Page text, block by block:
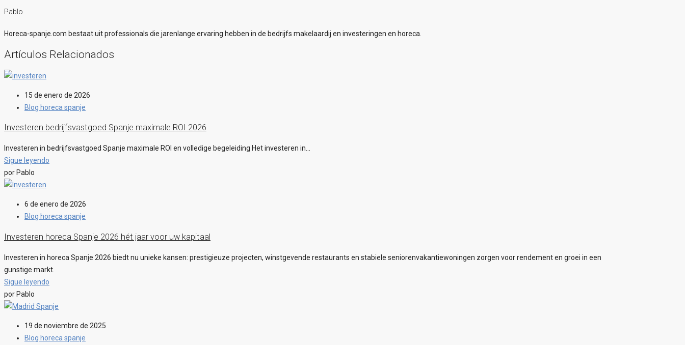
Pablo
Horeca-spanje.com bestaat uit professionals die jarenlange ervaring hebben in de bedrijfs makelaardij en investeringen en horeca.
Artículos Relacionados
15 de enero de 2026
Blog horeca spanje
Investeren bedrijfsvastgoed Spanje maximale ROI 2026
Investeren in bedrijfsvastgoed Spanje maximale ROI en volledige begeleiding Het investeren in...
Sigue leyendo
por Pablo
6 de enero de 2026
Blog horeca spanje
Investeren horeca Spanje 2026 hét jaar voor uw kapitaal
Investeren in horeca Spanje 2026 biedt nu unieke kansen: prestigieuze projecten, winstgevende restaurants en stabiele seniorenvakantiewoningen zorgen voor rendement en groei in een
gunstige markt.
Sigue leyendo
por Pablo
19 de noviembre de 2025
Blog horeca spanje